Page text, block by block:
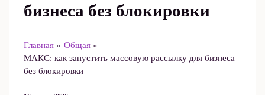
бизнеса без блокировки
Главная
Общая
МАКС: как запустить массовую рассылку для бизнеса
без блокировки